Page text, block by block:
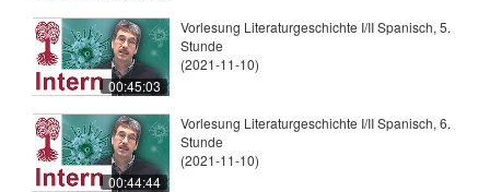
00:45:03
Vorlesung Literaturgeschichte I/II Spanisch, 5.
Stunde
(2021-11-10)
00:44:44
Vorlesung Literaturgeschichte I/II Spanisch, 6.
Stunde
(2021-11-10)